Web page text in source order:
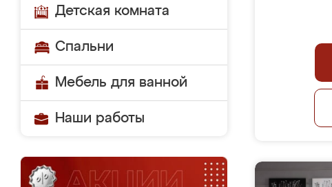
Детская комната
Спальни
Мебель для ванной
Наши работы